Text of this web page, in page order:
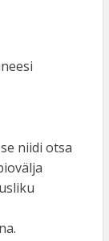
niidi otsa